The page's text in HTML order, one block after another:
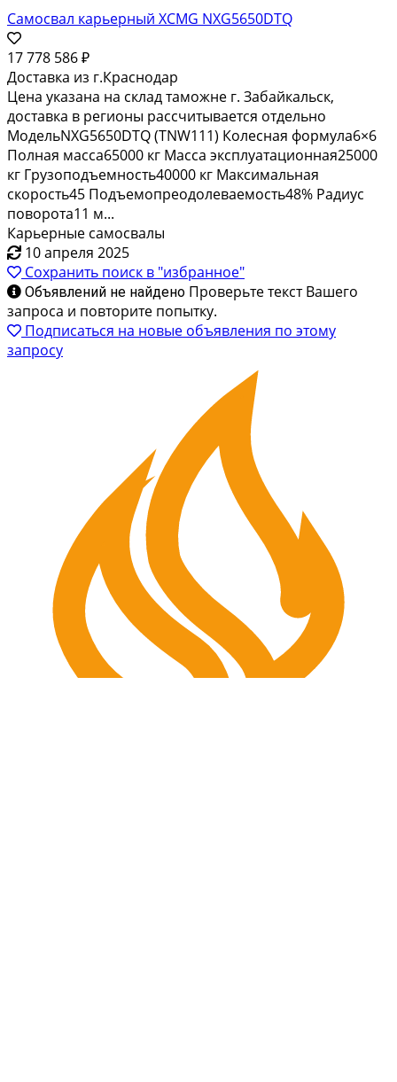
2 сентября 2025
Карьерный самосвал LGMG MT86H
Карьерный самосвал LGMG MT86H у официального
дилера РУСБИЗНЕСАВТО. Техника в наличии и под
заказ. В аренду технику не предоставляем. Доставка в
любую точку России. Работа с физическими и
юридическими лицами. Кредит – Лизинг - Trade-in.
Засчитаем стоимость вашей техники при покупке
новой....
Карьерные самосвалы
2 сентября 2025